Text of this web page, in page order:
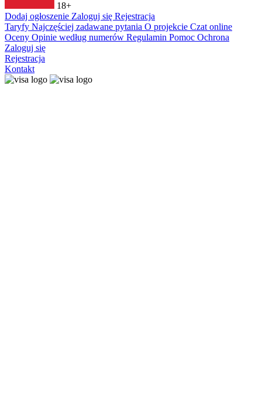
18+
Dodaj ogłoszenie Zaloguj się Rejestracja
Taryfy Najczęściej zadawane pytania O projekcie Czat online
Oceny Opinie według numerów Regulamin Pomoc Ochrona
Zaloguj się
Rejestracja
Kontakt